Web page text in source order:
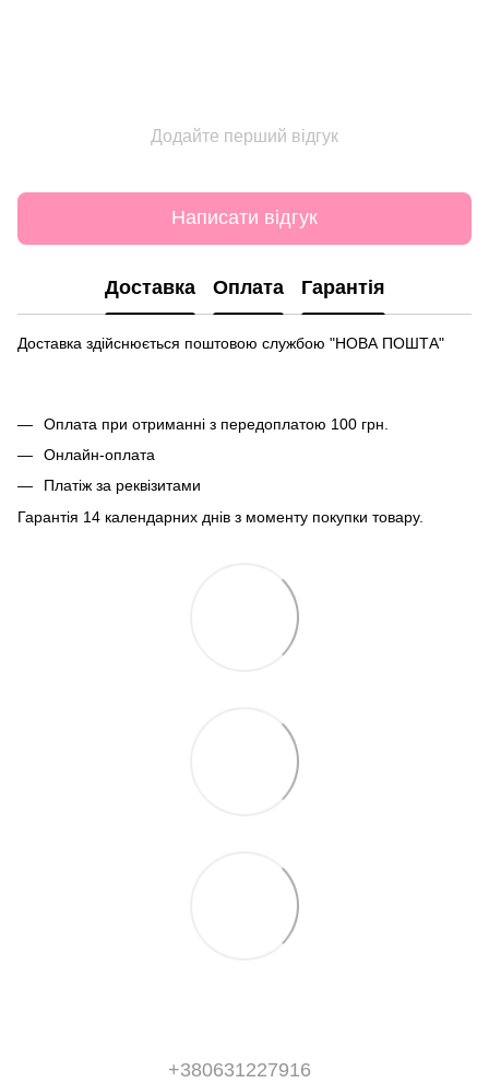
Додайте перший відгук
Написати відгук
Доставка Оплата Гарантія
Доставка здійснюється поштовою службою "НОВА ПОШТА"
Оплата при отриманні з передоплатою 100 грн.
Онлайн-оплата
Платіж за реквізитами
Гарантія 14 календарних днів з моменту покупки товару.
+380631227916